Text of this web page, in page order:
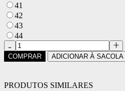
41
42
43
44
COMPRAR ADICIONAR À SACOLA
PRODUTOS SIMILARES